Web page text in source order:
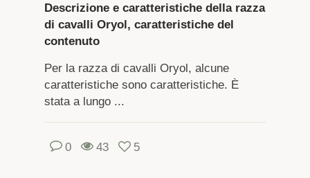
Descrizione e caratteristiche della razza
di cavalli Oryol, caratteristiche del
contenuto
Per la razza di cavalli Oryol, alcune
caratteristiche sono caratteristiche. È
stata a lungo ...
0 43 5